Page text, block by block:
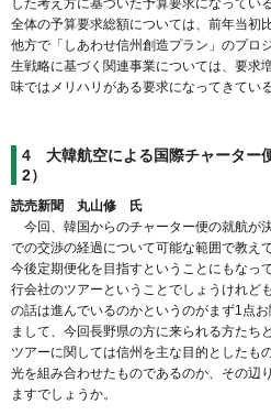
した考え方に基づいた予算要求になってい
全体の予算要求総額については、前年当初
他方で「しあわせ信州創造プラン」のプロ
生戦略に基づく関連事業については、要求
味ではメリハリがある要求になってきてい
4 大韓航空による国際チャーター
2）
読売新聞 丸山修 氏
今回、韓国からのチャーター便の就航が
での交渉の経過について可能な範囲で教え
今後定期便化を目指すということにもなっ
行会社のツアーということでしょうけれど
の話は進んでいるのかというのがまず1点
まして、今回長野県の方に来られる方たち
ツアーに関しては信州を主な目的としたも
光を組み合わせたものであるのか、その辺
ますでしょうか。